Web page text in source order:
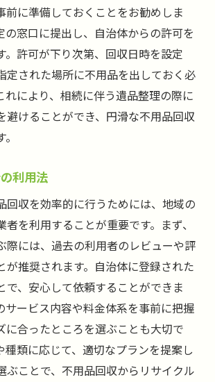
前に準備しておくことをお勧めしま
の窓口に提出し、自治体からの許可を
。許可が下り次第、回収日時を設定
定された場所に不用品を出しておく必
れにより、相続に伴う遺品整理の際に
避けることができ、円滑な不用品回収
利用法
回収を効率的に行うためには、地域の
を利用することが重要です。まず、
際には、過去の利用者のレビューや評
が推奨されます。自治体に登録された
で、安心して依頼することができま
サービス内容や料金体系を事前に把握
に合ったところを選ぶことも大切で
種類に応じて、適切なプランを提案し
ぶことで、不用品回収からリサイクル